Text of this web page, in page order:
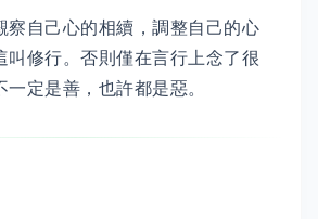
察自己心的相續，調整自己的心
叫修行。否則僅在言行上念了很
定是善，也許都是惡。